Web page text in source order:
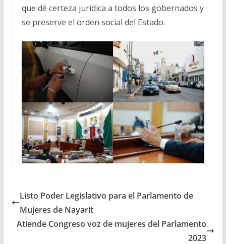
que dé certeza jurídica a todos los gobernados y
se preserve el orden social del Estado.
Listo Poder Legislativo para el Parlamento de
Mujeres de Nayarit
Atiende Congreso voz de mujeres del Parlamento
2023